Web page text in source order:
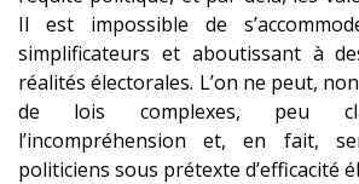
Il est impossible de
simplificateurs et aboutissant à
réalités électorales. L’on ne peut,
de lois complexes, peu
l’incompréhension et, en fait,
politiciens sous prétexte d’efficacité